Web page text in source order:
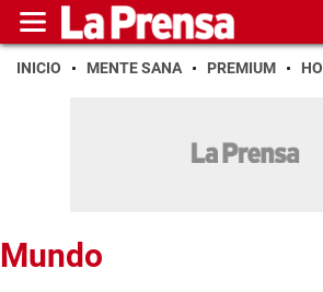
INICIO MENTE SANA PREMIUM
Mundo